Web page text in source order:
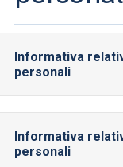
Corsi di
Ricerca
Facoltà e
SEI UNO STUDENTE
Informativa
personali
Informativa
personali